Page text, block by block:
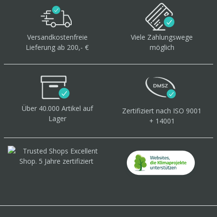
Versandkostenfreie
Lieferung ab 200,- €
Viele Zahlungswege
möglich
Über 40.000 Artikel auf
Lager
Zertifiziert nach ISO 9001
+ 14001